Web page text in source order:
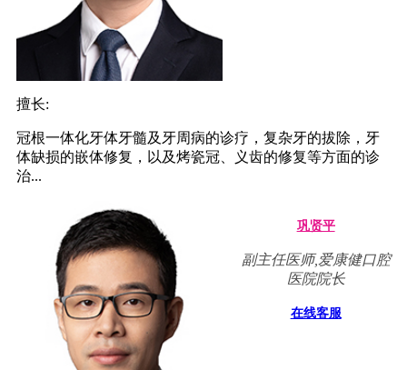
擅长:
冠根一体化牙体牙髓及牙周病的诊疗，复杂牙的拔除，牙
体缺损的嵌体修复，以及烤瓷冠、义齿的修复等方面的诊
治...
巩贤平
副主任医师,爱康健口腔
医院院长
在线客服